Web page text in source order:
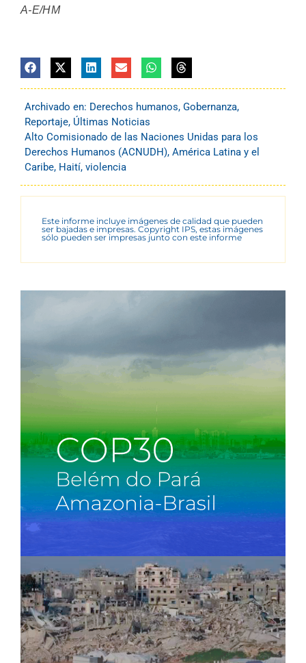
A-E/HM
Archivado en: Derechos humanos, Gobernanza,
Reportaje, Últimas Noticias
Alto Comisionado de las Naciones Unidas para los
Derechos Humanos (ACNUDH), América Latina y el
Caribe, Haití, violencia
Este informe incluye imágenes de calidad que pueden
ser bajadas e impresas. Copyright IPS, estas imágenes
sólo pueden ser impresas junto con este informe